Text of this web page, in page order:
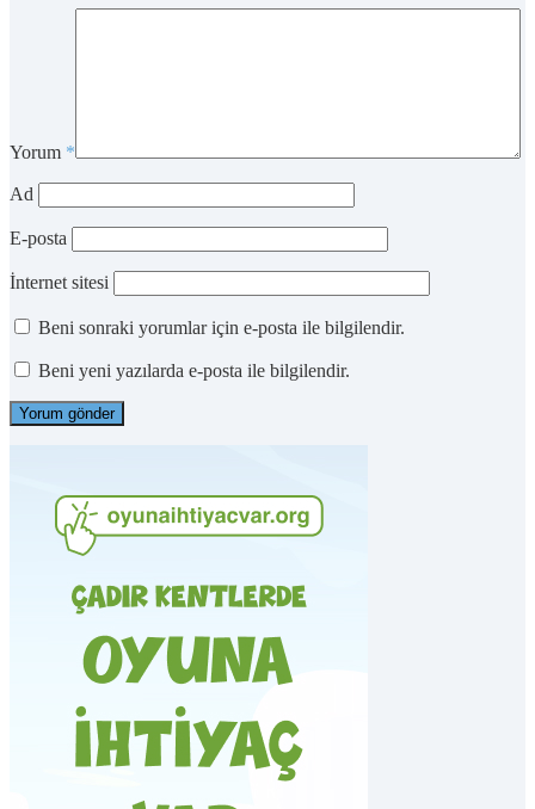
Yorum *
Ad
E-posta
İnternet sitesi
Beni sonraki yorumlar için e-posta ile bilgilendir.
Beni yeni yazılarda e-posta ile bilgilendir.